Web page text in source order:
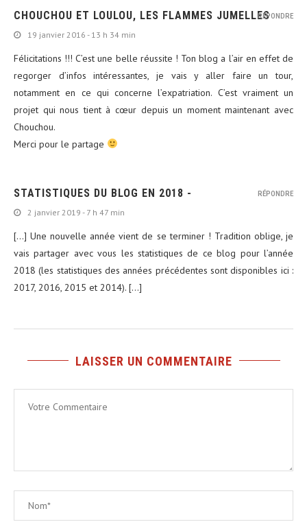
CHOUCHOU ET LOULOU, LES FLAMMES JUMELLES
19 janvier 2016 - 13 h 34 min
Félicitations !!! C’est une belle réussite ! Ton blog a l’air en effet de
regorger d’infos intéressantes, je vais y aller faire un tour,
notamment en ce qui concerne l’expatriation. C’est vraiment un
projet qui nous tient à cœur depuis un moment maintenant avec
Chouchou.
Merci pour le partage
RÉPONDRE
STATISTIQUES DU BLOG EN 2018 -
2 janvier 2019 - 7 h 47 min
[…] Une nouvelle année vient de se terminer ! Tradition oblige, je
vais partager avec vous les statistiques de ce blog pour l’année
2018 (les statistiques des années précédentes sont disponibles ici :
2017, 2016, 2015 et 2014). […]
RÉPONDRE
LAISSER UN COMMENTAIRE